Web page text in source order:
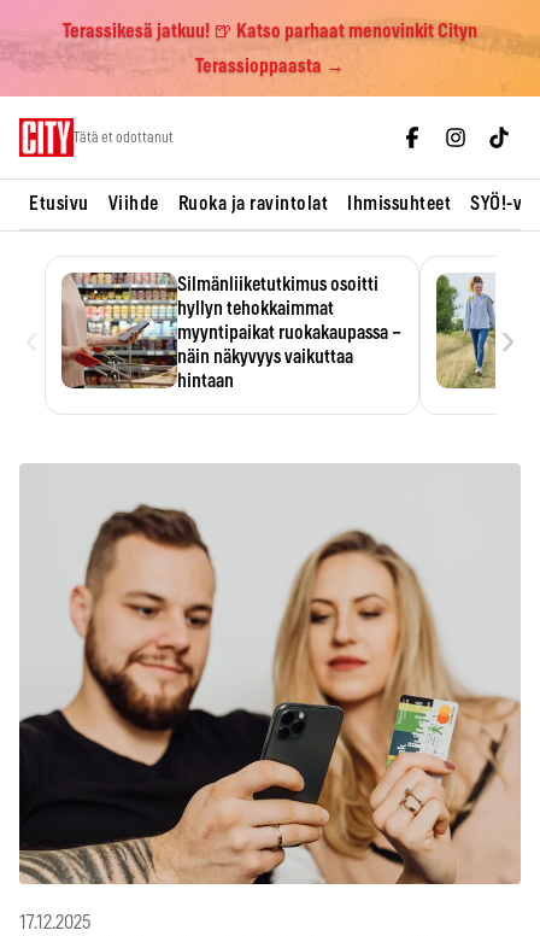
Terassikesä jatkuu! 🍺 Katso parhaat menovinkit Cityn
Terassioppaasta →
Tätä et odottanut
Etusivu Viihde Ruoka ja ravintolat Ihmissuhteet SYÖ!-
Silmänliiketutkimus osoitti
hyllyn tehokkaimmat
myyntipaikat ruokakaupassa –
näin näkyvyys vaikuttaa
hintaan
›
17.12.2025